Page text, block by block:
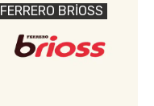
FERRERO BRIOSS